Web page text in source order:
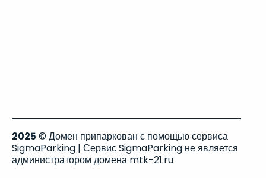
2025 © Домен припаркован с помощью сервиса
SigmaParking | Сервис SigmaParking не является
администратором домена mtk-21.ru